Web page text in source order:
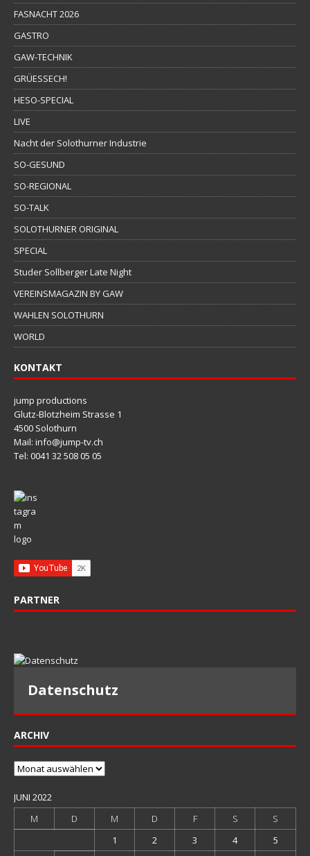
FASNACHT 2026
GASTRO
GAW-TECHNIK
GRÜESSECH!
HESO-SPECIAL
LIVE
Nacht der Solothurner Industrie
SO-GESUND
SO-REGIONAL
SO-TALK
SOLOTHURNER ORIGINAL
SPECIAL
Studer Sollberger Late Night
VEREINSMAGAZIN BY GAW
WAHLEN SOLOTHURN
WORLD
KONTAKT
jump productions
Glutz-Blotzheim Strasse 1
4500 Solothurn
Mail: info@jump-tv.ch
Tel: 0041 32 508 05 05
PARTNER
Datenschutz
ARCHIV
Archiv
JUNI 2022
M
D M D F S
S
1
2 3 4
5